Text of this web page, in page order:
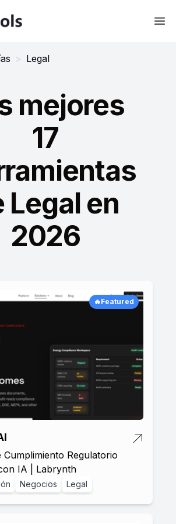
> Legal
mejores
17
Legal en
2026
🔥Featured
Cumplimiento Regulatorio
IA | Labrynth
Negocios Legal